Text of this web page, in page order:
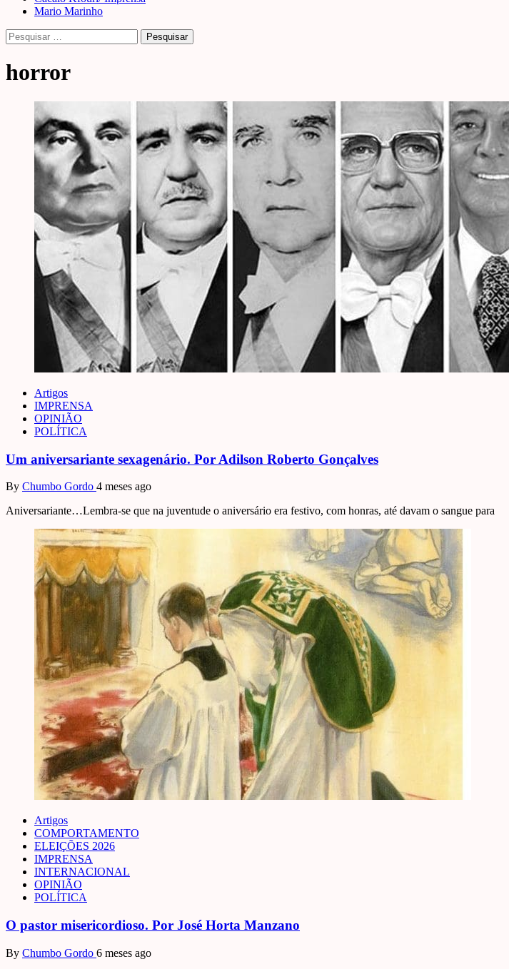
Mario Marinho
Pesquisar
por:
horror
Artigos
IMPRENSA
OPINIÃO
POLÍTICA
Um aniversariante sexagenário. Por Adilson Roberto Gonçalves
By Chumbo Gordo 4 meses ago
Aniversariante…Lembra-se que na juventude o aniversário era festivo, com honras, até davam o sangue para
Artigos
COMPORTAMENTO
ELEIÇÕES 2026
IMPRENSA
INTERNACIONAL
OPINIÃO
POLÍTICA
O pastor misericordioso. Por José Horta Manzano
By Chumbo Gordo 6 meses ago